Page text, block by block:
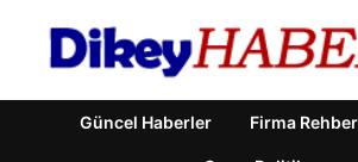
Güncel Haberler Firma